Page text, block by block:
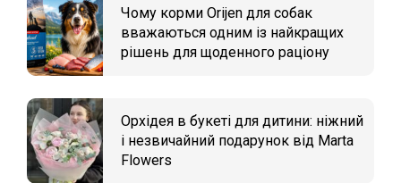
Чому корми Orijen для собак
вважаються одним із найкращих
рішень для щоденного раціону
Орхідея в букеті для дитини: ніжний
і незвичайний подарунок від Marta
Flowers